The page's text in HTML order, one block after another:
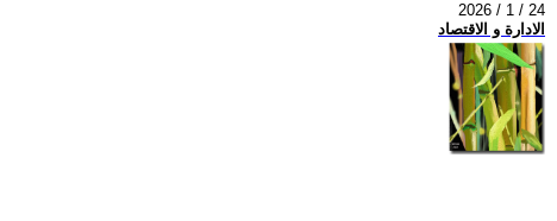
2026 / 1 / 24
الادارة و الاقتصاد